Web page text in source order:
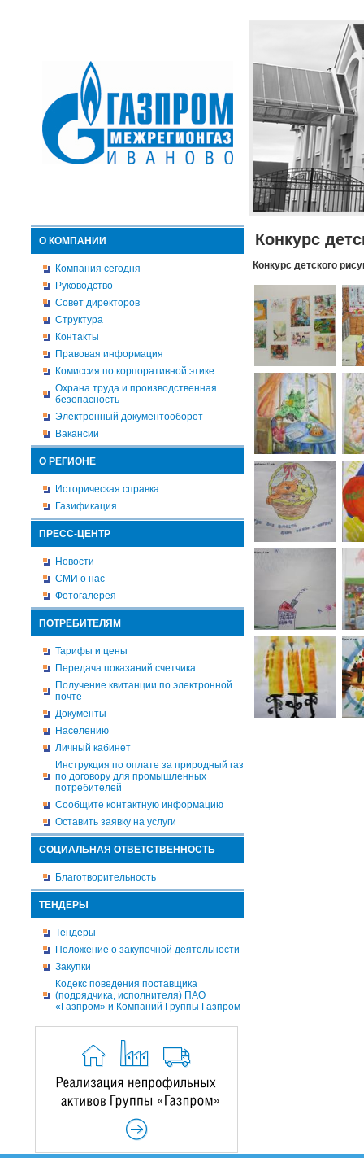
О КОМПАНИИ
Компания сегодня
Руководство
Совет директоров
Структура
Контакты
Правовая информация
Комиссия по корпоративной этике
Охрана труда и производственная
безопасность
Электронный документооборот
Вакансии
О РЕГИОНЕ
Историческая справка
Газификация
ПРЕСС-ЦЕНТР
Новости
СМИ о нас
Фотогалерея
ПОТРЕБИТЕЛЯМ
Тарифы и цены
Передача показаний счетчика
Получение квитанции по электронной
почте
Документы
Населению
Личный кабинет
Инструкция по оплате за природный газ
по договору для промышленных
потребителей
Сообщите контактную информацию
Оставить заявку на услуги
СОЦИАЛЬНАЯ ОТВЕТСТВЕННОСТЬ
Благотворительность
ТЕНДЕРЫ
Тендеры
Положение о закупочной деятельности
Закупки
Кодекс поведения поставщика
(подрядчика, исполнителя) ПАО
«Газпром» и Компаний Группы Газпром
Конкурс
Конкурс детского